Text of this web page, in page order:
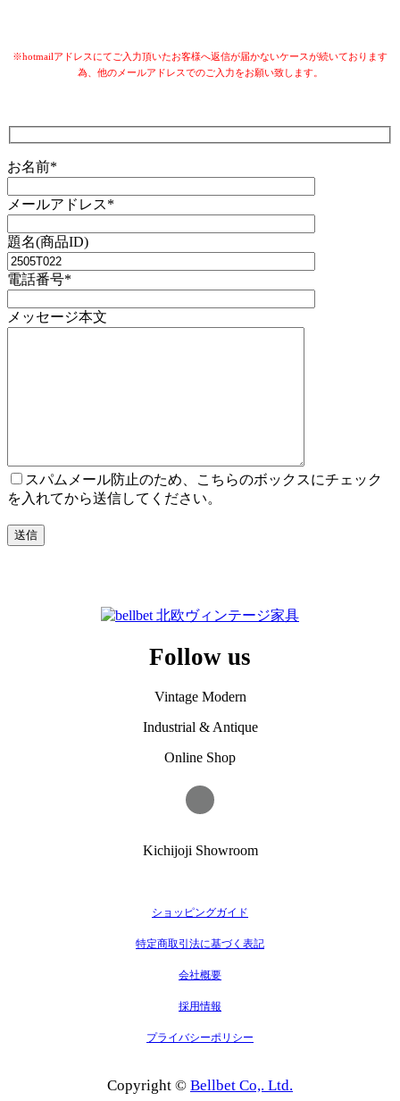
※hotmailアドレスにてご入力頂いたお客様へ返信が届かないケースが続いております
為、他のメールアドレスでのご入力をお願い致します。
お名前*
メールアドレス*
題名(商品ID)
電話番号*
メッセージ本文
スパムメール防止のため、こちらのボックスにチェック
を入れてから送信してください。
Follow us
Vintage Modern
Industrial & Antique
Online Shop
Kichijoji Showroom
ショッピングガイド
特定商取引法に基づく表記
会社概要
採用情報
プライバシーポリシー
Copyright © Bellbet Co,. Ltd.